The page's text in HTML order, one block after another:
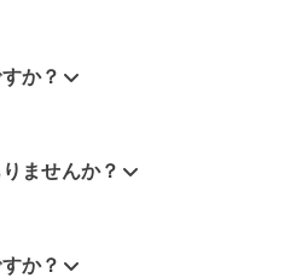
か？
ませんか？
か？